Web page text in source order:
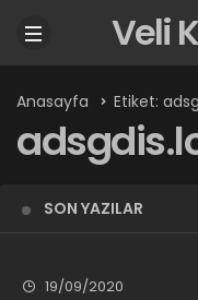
Veli
Anasayfa Etiket:
SON YAZILAR
19/09/2020